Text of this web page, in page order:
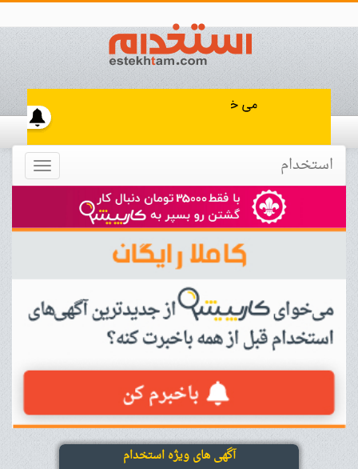
Toggle استخدام
آگهی های ویژه استخدام